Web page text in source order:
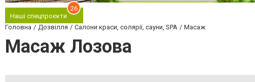
Наші спецпроєкти
26
Головна Дозвілля Салони краси, солярії, сауни, SPA Масаж
Масаж Лозова